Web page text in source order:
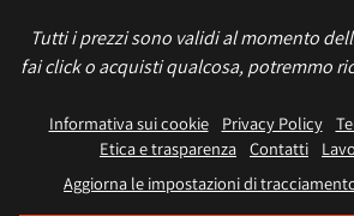
Tutti i prezzi sono validi al momento
fai click o acquisti qualcosa, potremmo
Informativa sui cookie Privacy Policy
Etica e trasparenza Contatti
Aggiorna le impostazioni di